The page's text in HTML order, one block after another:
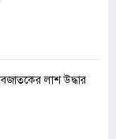
লাশ উদ্ধার